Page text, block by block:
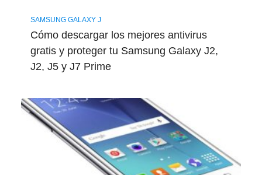
SAMSUNG GALAXY J
Cómo descargar los mejores antivirus
gratis y proteger tu Samsung Galaxy J2,
J2, J5 y J7 Prime